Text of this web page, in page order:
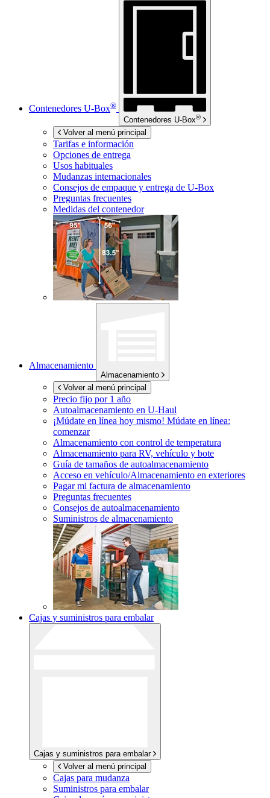
Contenedores U-Box®
Contenedores U-Box®
Volver al menú principal
Tarifas e información
Opciones de entrega
Usos habituales
Mudanzas internacionales
Consejos de empaque y entrega de U-Box
Preguntas frecuentes
Medidas del contenedor
Almacenamiento
Almacenamiento
Volver al menú principal
Precio fijo por 1 año
Autoalmacenamiento en U-Haul
¡Múdate en línea hoy mismo! Múdate en línea:
comenzar
Almacenamiento con control de temperatura
Almacenamiento para RV, vehículo y bote
Guía de tamaños de autoalmacenamiento
Acceso en vehículo/Almacenamiento en exteriores
Pagar mi factura de almacenamiento
Preguntas frecuentes
Consejos de autoalmacenamiento
Suministros de almacenamiento
Cajas y suministros para embalar
Cajas y suministros para embalar
Volver al menú principal
Cajas para mudanza
Suministros para embalar